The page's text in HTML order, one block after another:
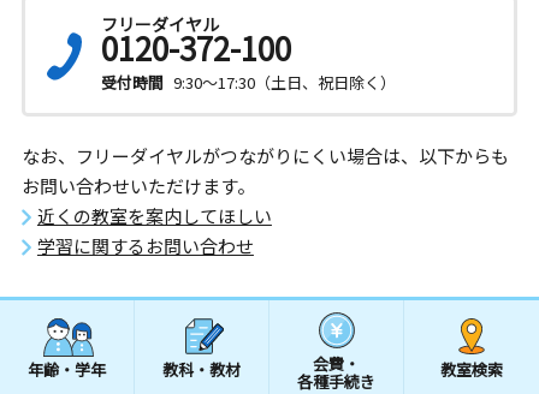
フリーダイヤル
0120-372-100
受付時間 9:30～17:30（土日、祝日除く）
なお、フリーダイヤルがつながりにくい場合は、以下からも
お問い合わせいただけます。
近くの教室を案内してほしい
学習に関するお問い合わせ
年齢・学年 教科・教材 会費・
各種手続き
教室検索